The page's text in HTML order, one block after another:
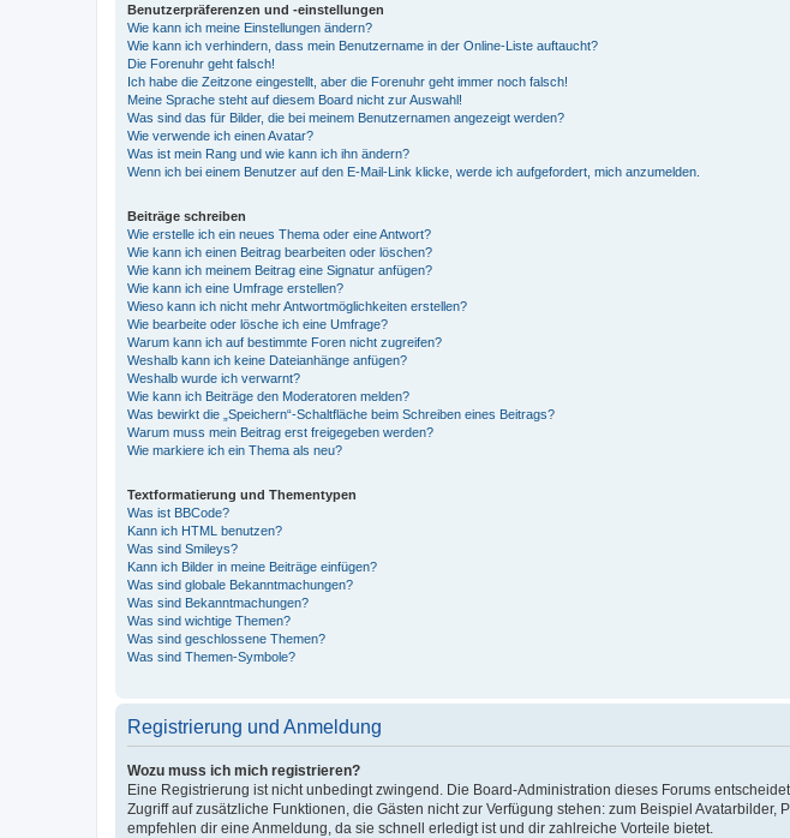
Benutzerpräferenzen und -einstellungen
Wie kann ich meine Einstellungen ändern?
Wie kann ich verhindern, dass mein Benutzername in der Online-Liste auftaucht?
Die Forenuhr geht falsch!
Ich habe die Zeitzone eingestellt, aber die Forenuhr geht immer noch falsch!
Meine Sprache steht auf diesem Board nicht zur Auswahl!
Was sind das für Bilder, die bei meinem Benutzernamen angezeigt werden?
Wie verwende ich einen Avatar?
Was ist mein Rang und wie kann ich ihn ändern?
Wenn ich bei einem Benutzer auf den E-Mail-Link klicke, werde ich aufgefordert, mich anzumelden.
Beiträge schreiben
Wie erstelle ich ein neues Thema oder eine Antwort?
Wie kann ich einen Beitrag bearbeiten oder löschen?
Wie kann ich meinem Beitrag eine Signatur anfügen?
Wie kann ich eine Umfrage erstellen?
Wieso kann ich nicht mehr Antwortmöglichkeiten erstellen?
Wie bearbeite oder lösche ich eine Umfrage?
Warum kann ich auf bestimmte Foren nicht zugreifen?
Weshalb kann ich keine Dateianhänge anfügen?
Weshalb wurde ich verwarnt?
Wie kann ich Beiträge den Moderatoren melden?
Was bewirkt die „Speichern“-Schaltfläche beim Schreiben eines Beitrags?
Warum muss mein Beitrag erst freigegeben werden?
Wie markiere ich ein Thema als neu?
Textformatierung und Thementypen
Was ist BBCode?
Kann ich HTML benutzen?
Was sind Smileys?
Kann ich Bilder in meine Beiträge einfügen?
Was sind globale Bekanntmachungen?
Was sind Bekanntmachungen?
Was sind wichtige Themen?
Was sind geschlossene Themen?
Was sind Themen-Symbole?
Registrierung und Anmeldung
Wozu muss ich mich registrieren?
Eine Registrierung ist nicht unbedingt zwingend. Die Board-Administration dieses Forums
Zugriff auf zusätzliche Funktionen, die Gästen nicht zur Verfügung stehen: zum Beispiel
empfehlen dir eine Anmeldung, da sie schnell erledigt ist und dir zahlreiche Vorteile bietet.